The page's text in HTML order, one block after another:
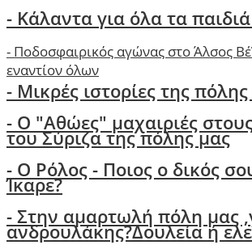
- Κάλαντα για όλα τα
- Ποδοσφαιρικός αγώνας στο Άλσος
εναντίον όλων
- Μικρές ιστορίες της
- Ο "Αθώες" μαχαιριές
του Σύριζα της πόλης μας
- Ο Ρόλος - Ποιος ο δικός
Ίκαρε?
- Στην αμαρτωλή πόλη μας
ανδρουλάκης?Δουλεία ή